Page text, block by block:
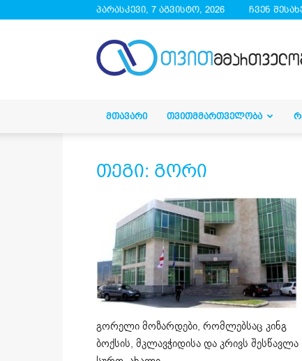
პარასკევი, 7 აგვისტო, 2026 ჩვენ
ᲛᲗᲐᲕᲐᲠᲘ ᲗᲕᲘᲗᲛᲛᲐᲠᲗᲕᲔᲚᲝᲑᲐ
თეგი: გორი
გორელი მოზარდები, რომლებსაც კინგ
ბოქსის, მკლავჭიდისა და კრივს შესწავლა